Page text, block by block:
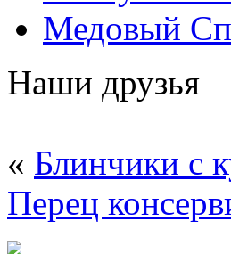
Наши друзья
« Блинчики с
Перец